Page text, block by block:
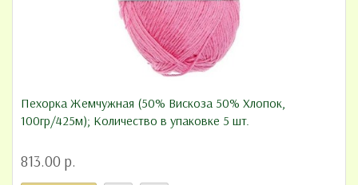
Пехорка Жемчужная (50% Вискоза 50% Хлопок,
100гр/425м); Количество в упаковке 5 шт.
813.00 р.